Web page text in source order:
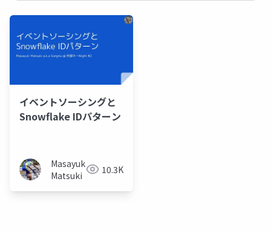
イベントソーシングと
Snowflake IDパターン
Masayuki
Matsuki
10.3K